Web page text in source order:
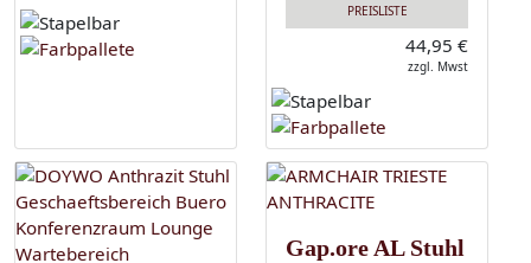
PREISLISTE
44,95 €
zzgl. Mwst
Gap.ore AL Stuhl